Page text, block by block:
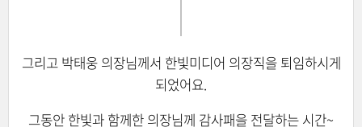
그리고 박태웅 의장님께서 한빛미디어 의장직을 퇴임하시게
되었어요.
그동안 한빛과 함께한 의장님께 감사패을 전달하는 시간~